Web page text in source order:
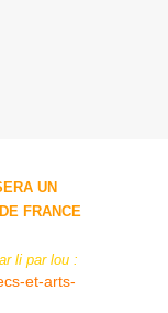
UN
FRANCE
li par lou :
et-arts-